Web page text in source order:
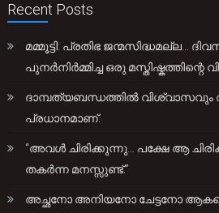
Recent Posts
മമ്മൂട്ടി: പ്രതിഭ ജന്മസിദ്ധമല്ല…
പുനർനിർമ്മിച്ച ഒരു മസ്തിഷ്കത്തിന്റെ
ദാമ്പത്യബന്ധത്തിൽ
പ്രധാനമാണ്.
“അവൾ ചിരിക്കുന്നു… പക്ഷേ ആ
തകർന്ന മനസ്സുണ്ട്.”
അച്ഛനോ അനിയനോ ചേട്ടനോ